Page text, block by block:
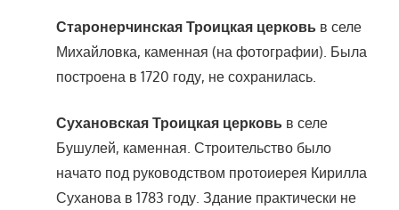
Старонерчинская Троицкая церковьв селе
Михайловка, каменная (на фотографии). Была
построена в 1720 году, не сохранилась.
Сухановская Троицкая церковьв селе
Бушулей, каменная. Строительство было
начато под руководством протоиерея Кирилла
Суханова в 1783 году. Здание практически не